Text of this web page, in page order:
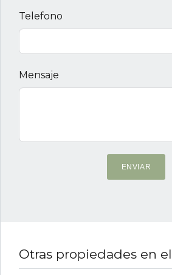
Telefono
Mensaje
ENVIAR
Otras propiedades en